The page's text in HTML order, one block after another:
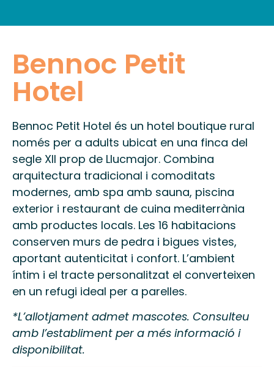
Bennoc Petit
Hotel
Bennoc Petit Hotel és un hotel boutique rural
només per a adults ubicat en una finca del
segle XII prop de Llucmajor. Combina
arquitectura tradicional i comoditats
modernes, amb spa amb sauna, piscina
exterior i restaurant de cuina mediterrània
amb productes locals. Les 16 habitacions
conserven murs de pedra i bigues vistes,
aportant autenticitat i confort. L’ambient
íntim i el tracte personalitzat el converteixen
en un refugi ideal per a parelles.
*L’allotjament admet mascotes. Consulteu
amb l’establiment per a més informació i
disponibilitat.